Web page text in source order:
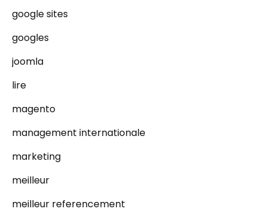
google sites
googles
joomla
lire
magento
management internationale
marketing
meilleur
meilleur referencement